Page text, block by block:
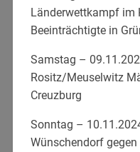
Länderwettkampf im
Beeinträchtigte in
Samstag –
Rositz/Meuselwitz
Creuzburg
Sonntag –
Wünschendorf